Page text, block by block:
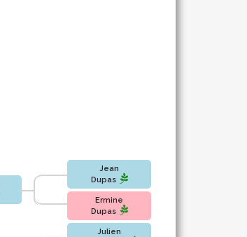
Jean
Dupas
Ermine
Dupas
Julien